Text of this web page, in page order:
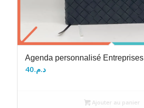
Agenda personnalisé Entreprises
د.م.40
Ajouter au panier